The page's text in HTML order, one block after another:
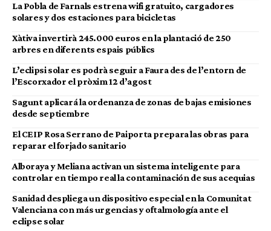
La Pobla de Farnals estrena wifi gratuito, cargadores
solares y dos estaciones para bicicletas
Xàtiva invertirà 245.000 euros en la plantació de 250
arbres en diferents espais públics
L’eclipsi solar es podrà seguir a Faura des de l’entorn de
l’Escorxador el pròxim 12 d’agost
Sagunt aplicará la ordenanza de zonas de bajas emisiones
desde septiembre
El CEIP Rosa Serrano de Paiporta prepara las obras para
reparar el forjado sanitario
Alboraya y Meliana activan un sistema inteligente para
controlar en tiempo real la contaminación de sus acequias
Sanidad despliega un dispositivo especial en la Comunitat
Valenciana con más urgencias y oftalmología ante el
eclipse solar